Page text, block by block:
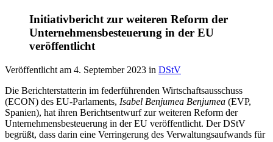
Initiativbericht zur weiteren Reform der
Unternehmensbesteuerung in der EU
veröffentlicht
Veröffentlicht am 4. September 2023 in DStV
Die Berichterstatterin im federführenden Wirtschaftsausschuss
(ECON) des EU-Parlaments, Isabel Benjumea Benjumea (EVP,
Spanien), hat ihren Berichtsentwurf zur weiteren Reform der
Unternehmensbesteuerung in der EU veröffentlicht. Der DStV
begrüßt, dass darin eine Verringerung des Verwaltungsaufwands für